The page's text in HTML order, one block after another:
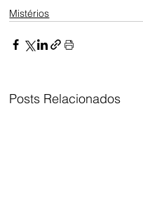
Mistérios
Posts Relacionados